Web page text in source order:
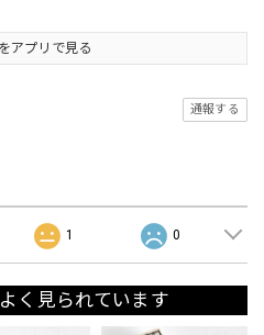
アプリで見る
通報する
1 0
く見られています